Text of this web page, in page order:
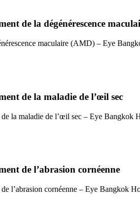
de la dégénérescence
maculaire (AMD) – Eye
de la maladie de l’œil sec
de la maladie de l’œil sec – Eye Bangkok
de l’abrasion cornéenne
l’abrasion cornéenne – Eye Bangkok